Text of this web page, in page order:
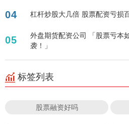
04 杠杆炒股大几倍 股票配资亏损
05
外盘期货配资公司 「股票亏本
袭！」
标签列表
股票融资好吗